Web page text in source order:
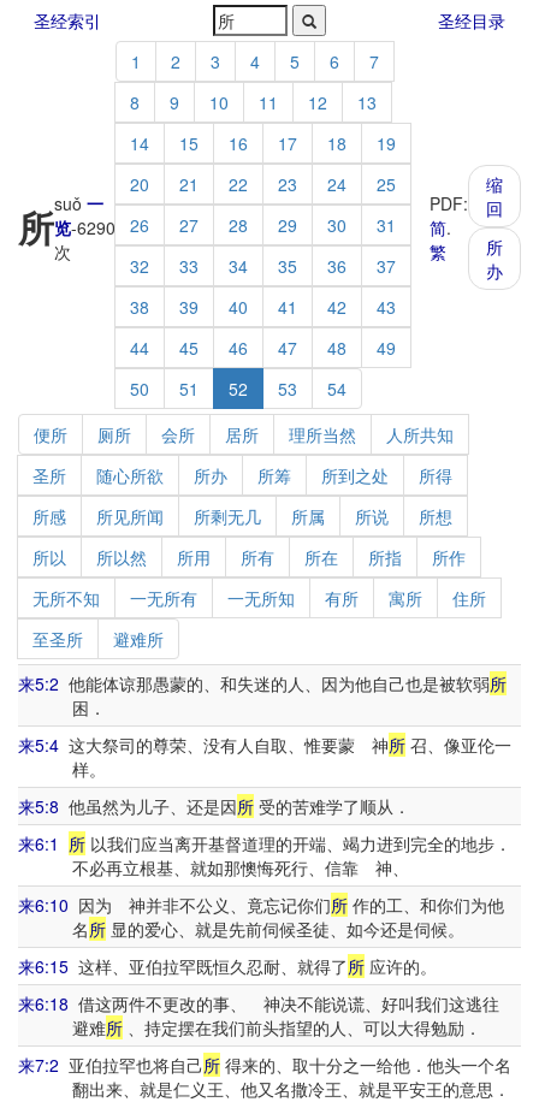
圣经索引 圣经目录
所suǒ 一
览-6290
次
1 2 3 4 5 6
7
8
9 10 11 12
13
14
15 16 17 18
19
20
21 22 23 24
25
26
27 28 29 30
31
32
33 34 35 36
37
38
39 40 41 42
43
44
45 46 47 48
49
50
51 52 53 54
PDF:
简.
繁
缩
回
所
办
便所 厕所 会所 居所 理所当然
人所共知
圣所
随心所欲 所办 所筹 所到之处
所得
所感
所见所闻 所剩无几 所属 所说
所想
所以
所以然 所用 所有 所在 所指
所作
无所不知
一无所有 一无所知 有所 寓所
住所
至圣所
避难所
来5:2 他能体谅那愚蒙的、和失迷的人、因为他自己也是被软弱所
困．
来5:4 这大祭司的尊荣、没有人自取、惟要蒙 神所 召、像亚伦一
样。
来5:8 他虽然为儿子、还是因所 受的苦难学了顺从．
来6:1 所 以我们应当离开基督道理的开端、竭力进到完全的地步．
不必再立根基、就如那懊悔死行、信靠 神、
来6:10 因为 神并非不公义、竟忘记你们所 作的工、和你们为他
名所显的爱心、就是先前伺候圣徒、如今还是伺候。
来6:15 这样、亚伯拉罕既恒久忍耐、就得了所 应许的。
来6:18 借这两件不更改的事、 神决不能说谎、好叫我们这逃往
避难所、持定摆在我们前头指望的人、可以大得勉励．
来7:2 亚伯拉罕也将自己所 得来的、取十分之一给他．他头一个名
翻出来、就是仁义王、他又名撒冷王、就是平安王的意思．